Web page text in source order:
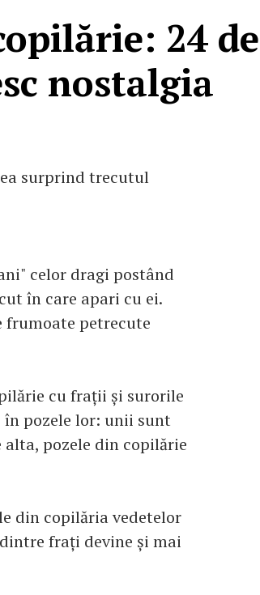
24 de
nostalgia
surprind trecutul
celor dragi postând
în care apari cu ei.
frumoate petrecute
cu frații și surorile
în pozele lor: unii sunt
pozele din copilărie
din copilăria vedetelor
frați devine și mai